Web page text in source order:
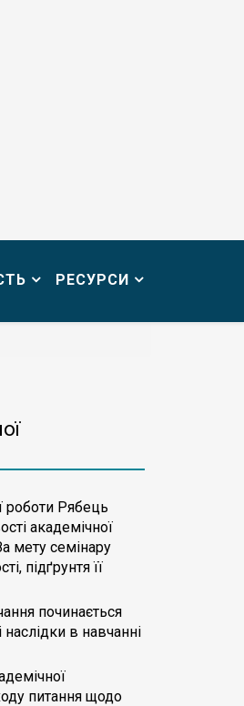
РЕСУРСИ
роботи Рябець
академічної
мету семінару
підґрунтя її
починається
в навчанні
питання щодо